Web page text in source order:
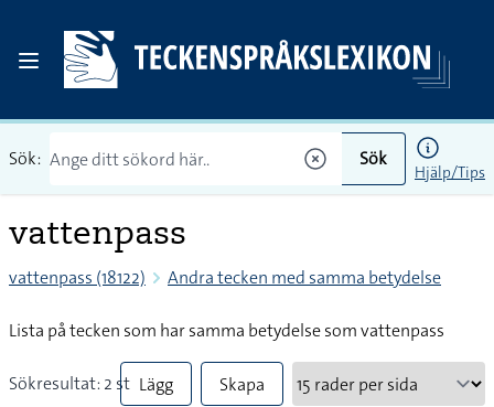
Sök: Sök
Hjälp/Tips
vattenpass
vattenpass (18122) Andra tecken med samma betydelse
Lista på tecken som har samma betydelse som vattenpass
Sökresultat: 2 st Lägg
Skapa